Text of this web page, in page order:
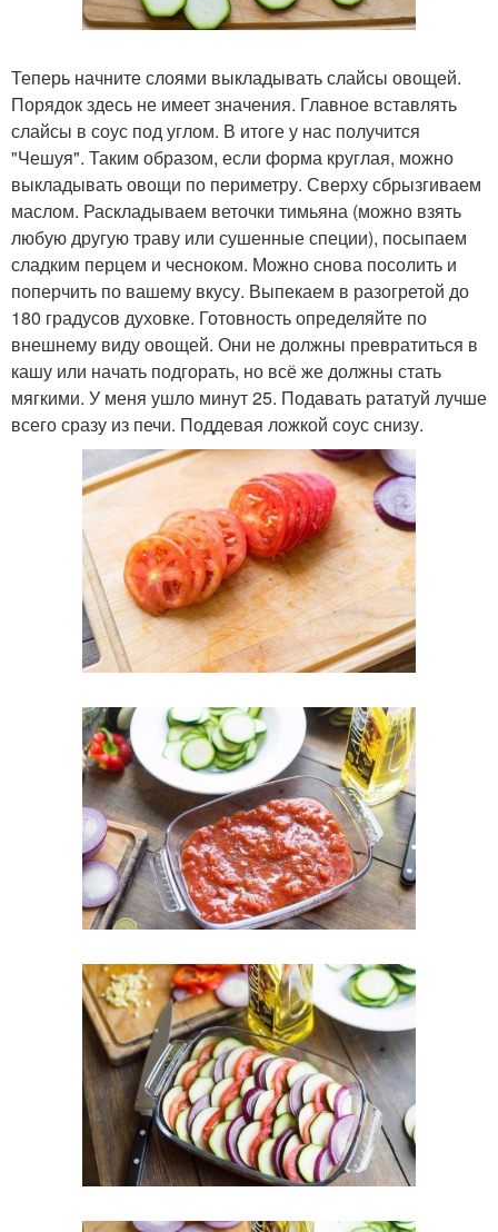
Теперь начните слоями выкладывать слайсы овощей.
Порядок здесь не имеет значения. Главное вставлять
слайсы в соус под углом. В итоге у нас получится
"Чешуя". Таким образом, если форма круглая, можно
выкладывать овощи по периметру. Сверху сбрызгиваем
маслом. Раскладываем веточки тимьяна (можно взять
любую другую траву или сушенные специи), посыпаем
сладким перцем и чесноком. Можно снова посолить и
поперчить по вашему вкусу. Выпекаем в разогретой до
180 градусов духовке. Готовность определяйте по
внешнему виду овощей. Они не должны превратиться в
кашу или начать подгорать, но всё же должны стать
мягкими. У меня ушло минут 25. Подавать рататуй лучше
всего сразу из печи. Поддевая ложкой соус снизу.